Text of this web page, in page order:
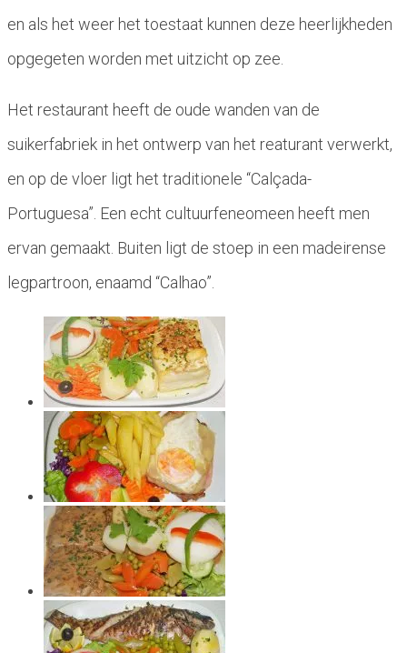
en als het weer het toestaat kunnen deze heerlijkheden
opgegeten worden met uitzicht op zee.
Het restaurant heeft de oude wanden van de
suikerfabriek in het ontwerp van het reaturant verwerkt,
en op de vloer ligt het traditionele “Calçada-
Portuguesa”. Een echt cultuurfeneomeen heeft men
ervan gemaakt. Buiten ligt de stoep in een madeirense
legpartroon, enaamd “Calhao”.